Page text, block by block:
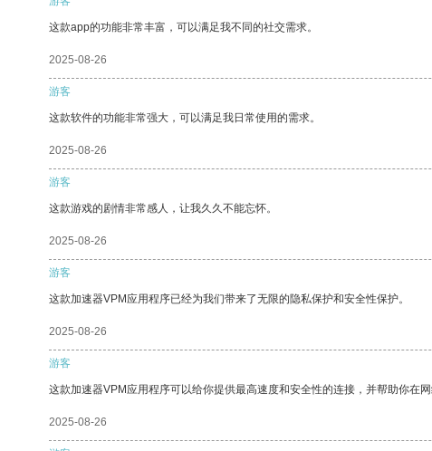
这款app的功能非常丰富，可以满足我不同的社交需求。
2025-08-26
游客
这款软件的功能非常强大，可以满足我日常使用的需求。
2025-08-26
游客
这款游戏的剧情非常感人，让我久久不能忘怀。
2025-08-26
游客
这款加速器VPM应用程序已经为我们带来了无限的隐私保护和安全性保护。
2025-08-26
游客
这款加速器VPM应用程序可以给你提供最高速度和安全性的连接，并帮助你在网
2025-08-26